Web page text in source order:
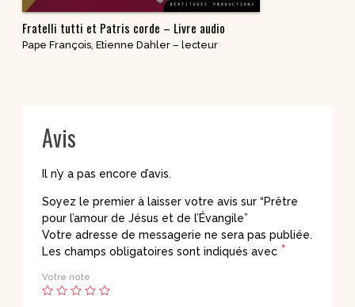
Fratelli tutti et Patris corde – Livre audio
Pape François, Etienne Dahler – lecteur
Avis
Il n’y a pas encore d’avis.
Soyez le premier à laisser votre avis sur “Prêtre
pour l’amour de Jésus et de l’Évangile”
Votre adresse de messagerie ne sera pas publiée.
Les champs obligatoires sont indiqués avec *
Votre note